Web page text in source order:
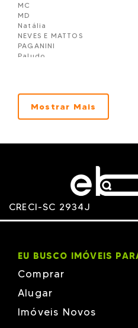
MC
MD
Natália
NEVES E MATTOS
PAGANINI
Paludo
TERRASSA SUL
VERDES MARES
VS
Mostrar Mais
CRECI-SC 2934J
EU BUSCO IMÓVEIS
Comprar
Alugar
Imóveis Novos